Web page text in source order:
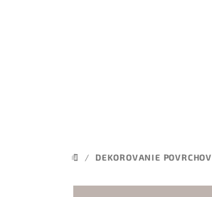
DOMOV
/ DEKOROVANIE POVRCHOV